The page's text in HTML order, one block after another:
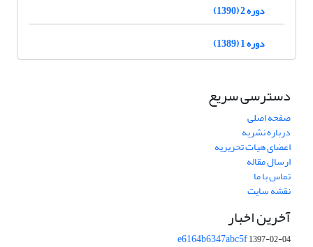
دوره 2 (1390)
دوره 1 (1389)
دسترسی سریع
صفحه اصلی
درباره نشریه
اعضای هیات تحریریه
ارسال مقاله
تماس با ما
نقشه سایت
آخرین اخبار
e6164b6347abc5f1397-02-04